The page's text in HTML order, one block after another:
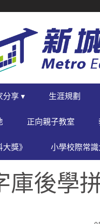
分享 ▾ 生涯規劃
正向親子教室
獎》 小學校際常
庫後學